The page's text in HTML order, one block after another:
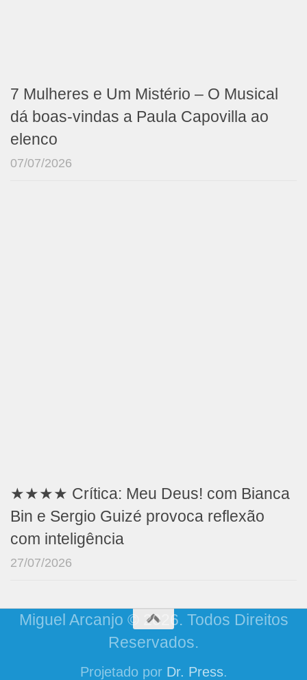
7 Mulheres e Um Mistério – O Musical
dá boas-vindas a Paula Capovilla ao
elenco
07/07/2026
★★★★ Crítica: Meu Deus! com Bianca
Bin e Sergio Guizé provoca reflexão
com inteligência
27/07/2026
Miguel Arcanjo © 2026. Todos Direitos
Reservados.
Projetado por Dr. Press.